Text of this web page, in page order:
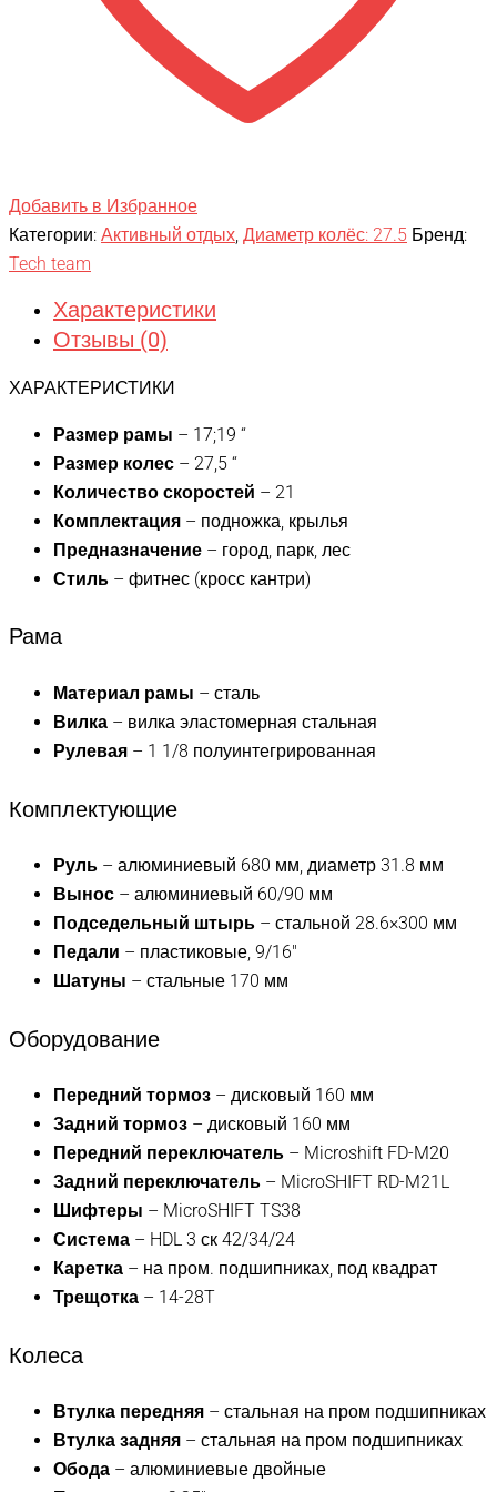
Добавить в Избранное
Категории: Активный отдых Диаметр колёс: 27.5 Бренд:
Tech team
Характеристики
Отзывы (0)
ХАРАКТЕРИСТИКИ
Размер рамы – 17;19 “
Размер колес – 27,5 “
Количество скоростей – 21
Комплектация – подножка, крылья
Предназначение – город, парк, лес
Стиль – фитнес (кросс кантри)
Рама
Материал рамы – сталь
Вилка – вилка эластомерная стальная
Рулевая – 1 1/8 полуинтегрированная
Комплектующие
Руль – алюминиевый 680 мм, диаметр 31.8 мм
Вынос – алюминиевый 60/90 мм
Подседельный штырь – стальной 28.6×300 мм
Педали – пластиковые, 9/16″
Шатуны – стальные 170 мм
Оборудование
Передний тормоз – дисковый 160 мм
Задний тормоз – дисковый 160 мм
Передний переключатель – Microshift FD-M20
Задний переключатель – MicroSHIFT RD-M21L
Шифтеры – MicroSHIFT TS38
Система – HDL 3 ск 42/34/24
Каретка – на пром. подшипниках, под квадрат
Трещотка – 14-28T
Колеса
Втулка передняя – стальная на пром подшипниках
Втулка задняя – стальная на пром подшипниках
Обода – алюминиевые двойные